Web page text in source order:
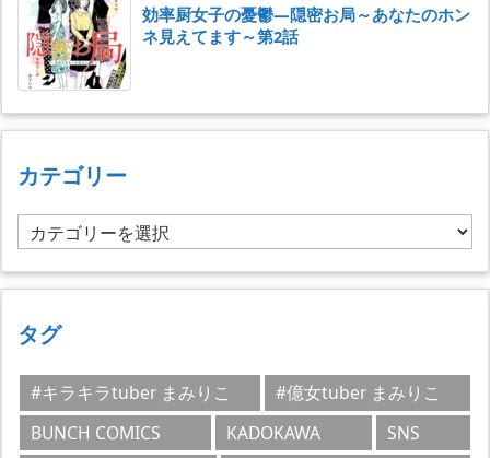
効率厨女子の憂鬱―隠密お局～あなたのホン
ネ見えてます～第2話
カテゴリー
カ
テ
ゴ
ー
タグ
#キラキラtuber まみりこ
#億女tuber まみりこ
BUNCH COMICS
KADOKAWA
SNS